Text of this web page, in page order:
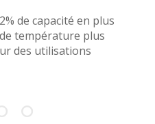
de capacité en plus
température plus
des utilisations